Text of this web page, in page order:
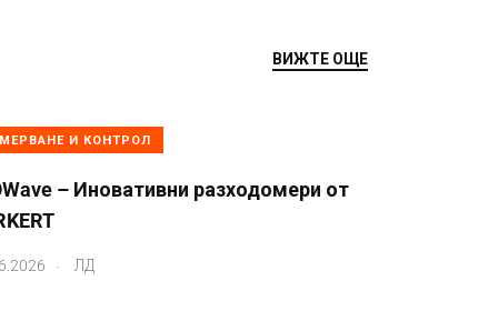
ВИЖТЕ ОЩЕ
И КОНТРОЛ
– Иновативни разходомери от
ЛД